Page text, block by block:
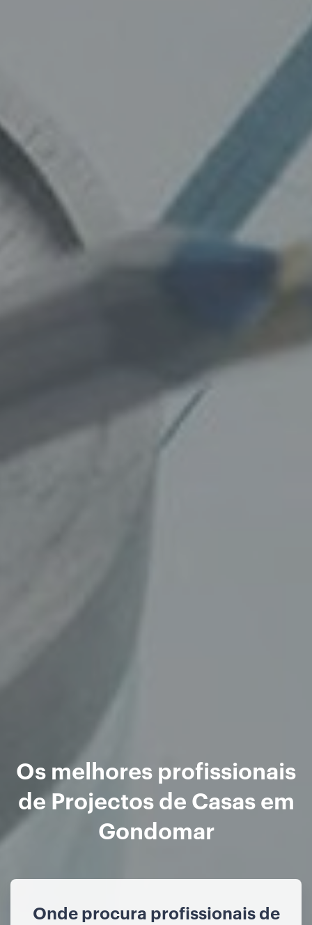
Os melhores profissionais
de Projectos de Casas em
Gondomar
Onde procura profissionais de